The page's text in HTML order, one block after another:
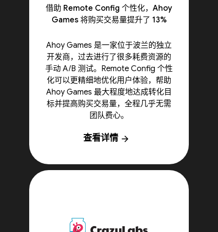
借助 Remote Config 个性化，Ahoy
Games 将购买交易量提升了 13%
Ahoy Games 是一家位于波兰的独立
开发商，过去进行了很多耗费资源的
手动 A/B 测试。Remote Config 个性
化可以更精细地优化用户体验，帮助
Ahoy Games 最大程度地达成转化目
标并提高购买交易量，全程几乎无需
团队费心。
查看详情 arrow_forward